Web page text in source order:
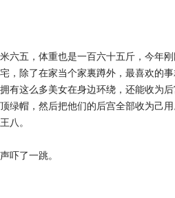
六五，体重也是一百六十五斤，今年
，除了在家当个家裏蹲外，最喜欢的
有这么多美女在身边环绕，还能收为后
绿帽，然后把他们的后宫全部收为己
八。
吓了一跳。